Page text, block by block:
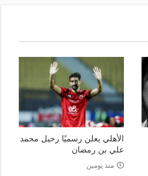
الأهلي يعلن رسميًا رحيل محمد
علي بن رمضان
منذ يومين
منذ يوم
ريمونتادا لم تكتمل.. إسبانيا تحرم ناشئات
مصر من نهائي مونديال اليد- فيديو